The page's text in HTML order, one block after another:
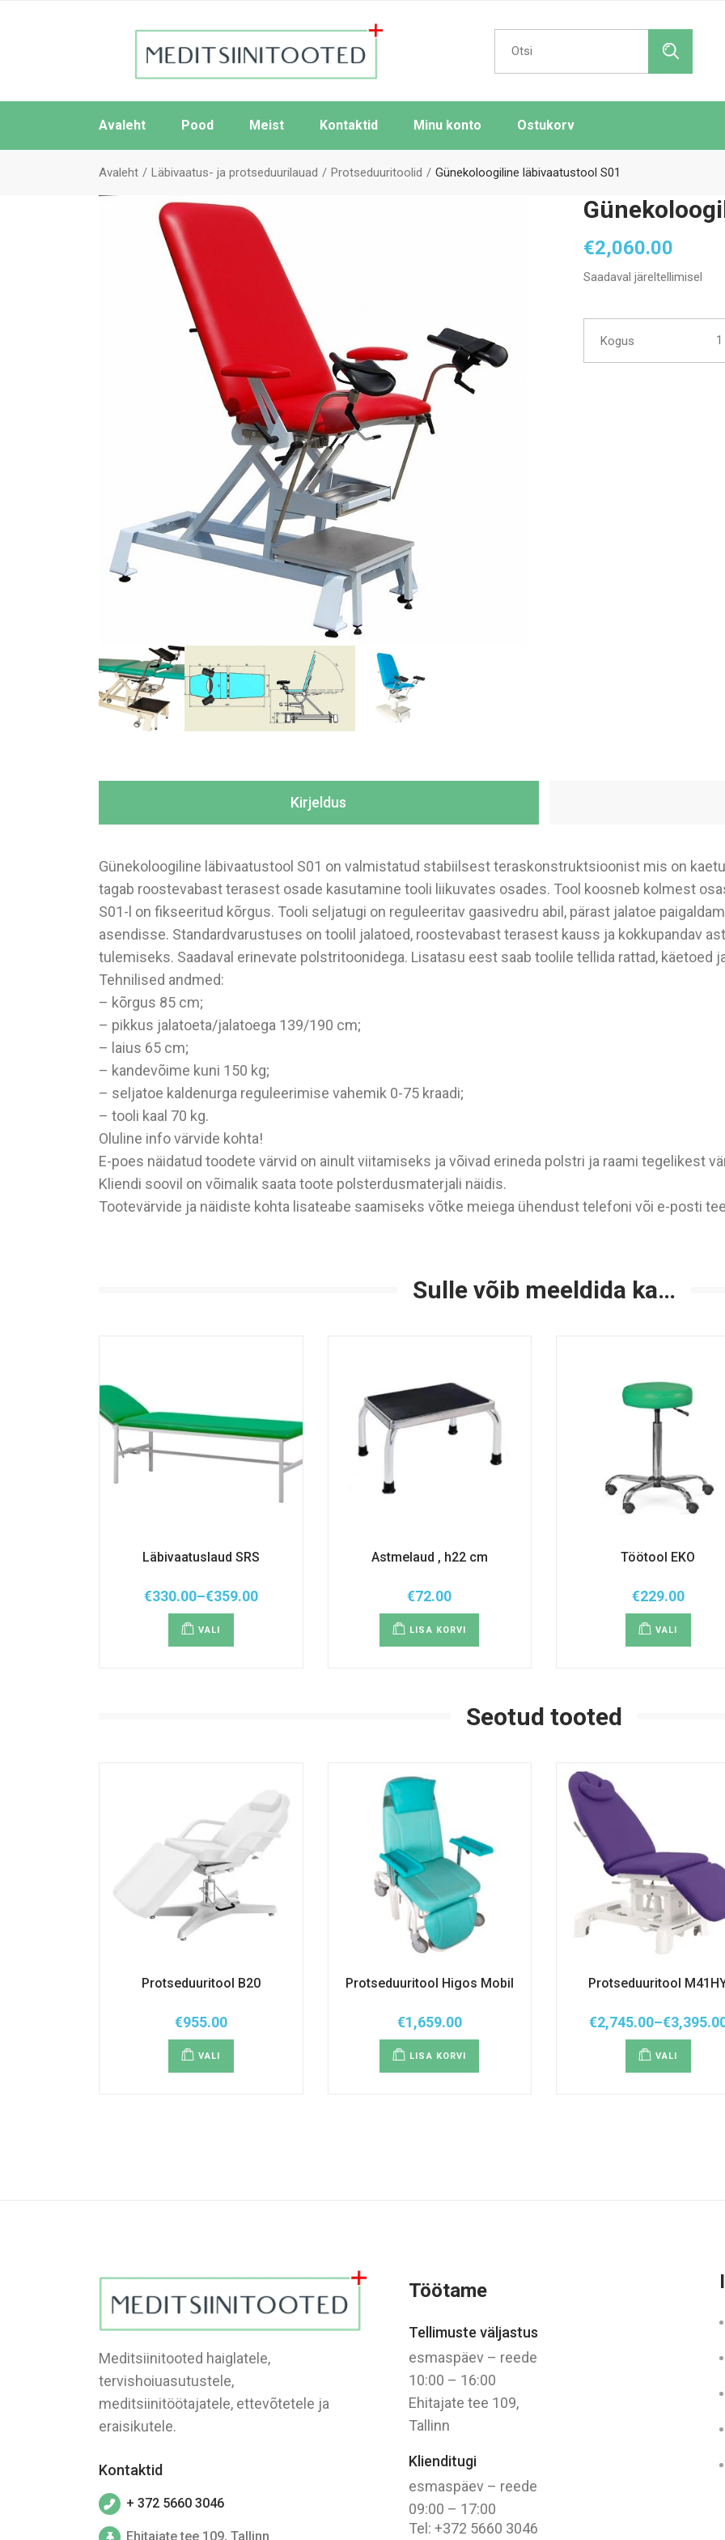
Search
for:
Avaleht Pood Meist Kontaktid Minu konto Ostukorv
Avaleht Läbivaatus- ja protseduurilauad Protseduuritoolid Günekoloogiline läbivaatustool S01
€2,060.00
Saadaval järeltellimisel
Kogus
Kirjeldus
Günekoloogiline läbivaatustool S01 on valmistatud stabiilsest teraskonstruktsioonist mis on
tagab roostevabast terasest osade kasutamine tooli liikuvates osades. Tool koosneb kolmest
S01-l on fikseeritud kõrgus. Tooli seljatugi on reguleeritav gaasivedru abil, pärast jalatoe
asendisse. Standardvarustuses on toolil jalatoed, roostevabast terasest kauss ja kokkupandav
tulemiseks. Saadaval erinevate polstritoonidega. Lisatasu eest saab toolile tellida rattad, käetoed
Tehnilised andmed:
– kõrgus 85 cm;
– pikkus jalatoeta/jalatoega 139/190 cm;
– laius 65 cm;
– kandevõime kuni 150 kg;
– seljatoe kaldenurga reguleerimise vahemik 0-75 kraadi;
– tooli kaal 70 kg.
Oluline info värvide kohta!
E-poes näidatud toodete värvid on ainult viitamiseks ja võivad erineda polstri ja raami tegelikest
Kliendi soovil on võimalik saata toote polsterdusmaterjali näidis.
Tootevärvide ja näidiste kohta lisateabe saamiseks võtke meiega ühendust telefoni või e-posti
Sulle võib meeldida ka…
Läbivaatuslaud SRS
€330.00–€359.00
Hinnavahemik:
€330.00
kuni
€359.00
VALI
mitu
Astmelaud , h22 cm
€72.00
LISA KORVI
Töötool EKO
€229.00
VALI
mitu
Seotud tooted
Protseduuritool B20
€955.00
VALI
mitu
Protseduuritool Higos Mobil
€1,659.00
LISA KORVI
Protseduuritool
€2,745.00–€
€2,745.00
kuni
€3,395.00
VALI
mitu
Meditsiinitooted haiglatele,
tervishoiuasutustele,
meditsiinitöötajatele, ettevõtetele ja
eraisikutele.
Kontaktid
+ 372 5660 3046
Ehitajate tee 109, Tallinn
Töötame
Tellimuste väljastus
esmaspäev – reede
10:00 – 16:00
Ehitajate tee 109,
Tallinn
Klienditugi
esmaspäev – reede
09:00 – 17:00
Tel: +372 5660 3046